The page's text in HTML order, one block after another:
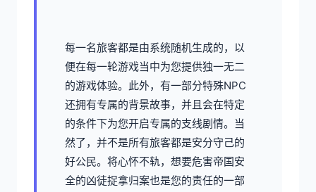
每一名旅客都是由系统随机生成的，以
便在每一轮游戏当中为您提供独一无二
的游戏体验。此外，有一部分特殊NPC
还拥有专属的背景故事，并且会在特定
的条件下为您开启专属的支线剧情。当
然了，并不是所有旅客都是安分守己的
好公民。将心怀不轨，想要危害帝国安
全的凶徒捉拿归案也是您的责任的一部